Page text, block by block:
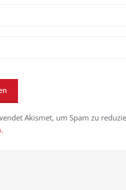
Akismet, um Spam zu